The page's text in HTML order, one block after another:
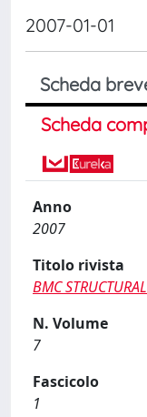
2007-01-01
Scheda
Scheda
Anno
2007
Titolo rivista
BMC
N. Volume
7
Fascicolo
1